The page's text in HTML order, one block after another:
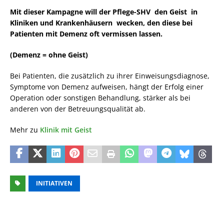
Mit dieser Kampagne will der Pflege-SHV den Geist in
Kliniken und Krankenhäusern wecken, den diese bei
Patienten mit Demenz oft vermissen lassen.
(Demenz = ohne Geist)
Bei Patienten, die zusätzlich zu ihrer Einweisungsdiagnose,
Symptome von Demenz aufweisen, hängt der Erfolg einer
Operation oder sonstigen Behandlung, stärker als bei
anderen von der Betreuungsqualität ab.
Mehr zu Klinik mit Geist
INITIATIVEN